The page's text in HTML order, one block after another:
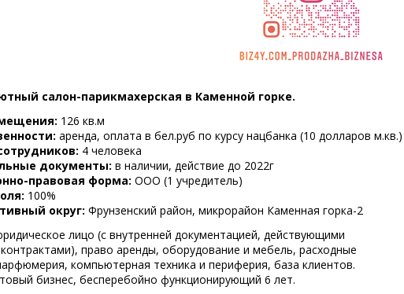
салон-парикмахерская в Каменной горке.
126 кв.м
аренда, оплата в бел.руб по курсу нацбанка (10 долларов м.кв.)
4 человека
документы: в наличии, действие до 2022г
правовая форма: ООО (1 учредитель)
100%
округ: Фрунзенский район, микрорайон Каменная горка-2
лицо (с внутренней документацией, действующими
право аренды, оборудование и мебель, расходные
компьютерная техника и периферия, база клиентов.
бизнес, бесперебойно функционирующий 6 лет.